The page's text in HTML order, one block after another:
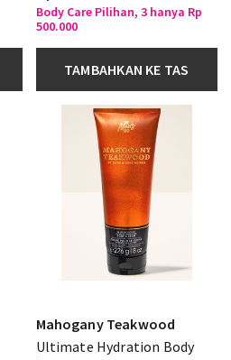
Body Care Pilihan, 3 hanya Rp
500.000
TAMBAHKAN KE TAS
Mahogany Teakwood
Ultimate Hydration Body